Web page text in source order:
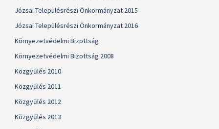
Józsai Településrészi Önkormányzat 2015
Józsai Településrészi Önkormányzat 2016
Környezetvédelmi Bizottság
Környezetvédelmi Bizottság 2008
Közgyűlés 2010
Közgyűlés 2011
Közgyűlés 2012
Közgyűlés 2013